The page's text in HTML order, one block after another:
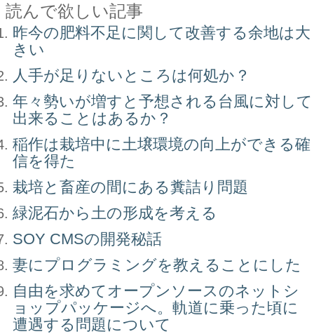
読んで欲しい記事
昨今の肥料不足に関して改善する余地は大
きい
人手が足りないところは何処か？
年々勢いが増すと予想される台風に対して
出来ることはあるか？
稲作は栽培中に土壌環境の向上ができる確
信を得た
栽培と畜産の間にある糞詰り問題
緑泥石から土の形成を考える
SOY CMSの開発秘話
妻にプログラミングを教えることにした
自由を求めてオープンソースのネットシ
ョップパッケージへ。軌道に乗った頃に
遭遇する問題について